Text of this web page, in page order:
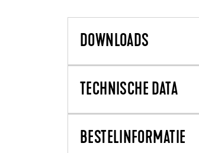
DOWNLOADS
TECHNISCHE DATA
BESTELINFORMATIE